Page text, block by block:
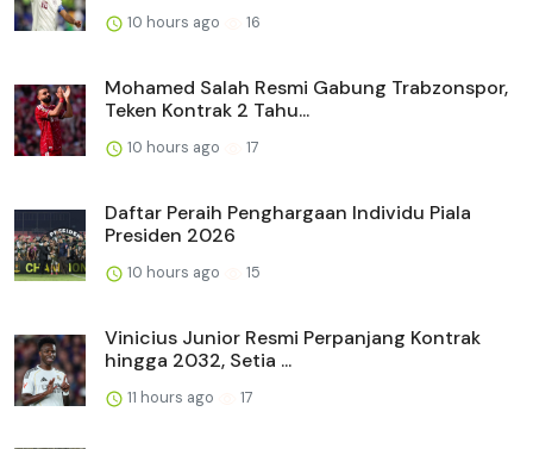
10 hours ago 16
Mohamed Salah Resmi Gabung Trabzonspor,
Teken Kontrak 2 Tahu...
10 hours ago 17
Daftar Peraih Penghargaan Individu Piala
Presiden 2026
10 hours ago 15
Vinicius Junior Resmi Perpanjang Kontrak
hingga 2032, Setia ...
11 hours ago 17